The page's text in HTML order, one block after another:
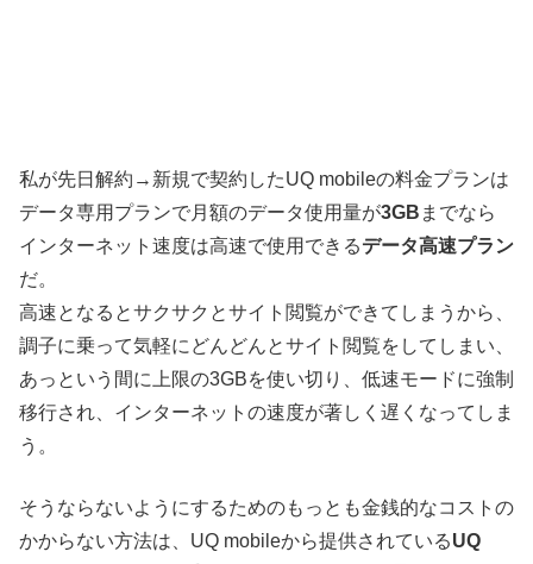
私が先日解約→新規で契約したUQ mobileの料金プランは
データ専用プランで月額のデータ使用量が3GB までなら
インターネット速度は高速で使用できるデータ高速プラン
だ。
高速となるとサクサクとサイト閲覧ができてしまうから、
調子に乗って気軽にどんどんとサイト閲覧をしてしまい、
あっという間に上限の3GBを使い切り、低速モードに強制
移行され、インターネットの速度が著しく遅くなってしま
う。
そうならないようにするためのもっとも金銭的なコストの
かからない方法は、UQ mobileから提供されているUQ